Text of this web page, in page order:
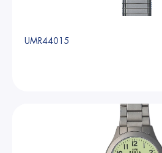
UMR44015